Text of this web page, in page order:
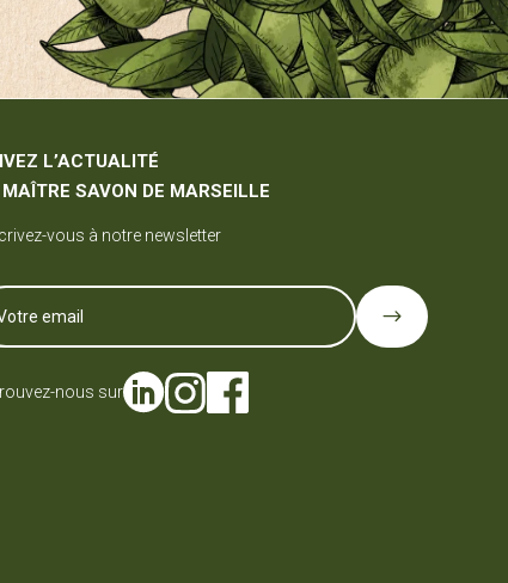
L’ACTUALITÉ
MAÎTRE SAVON DE MARSEILLE
vous à notre newsletter
$
nous sur